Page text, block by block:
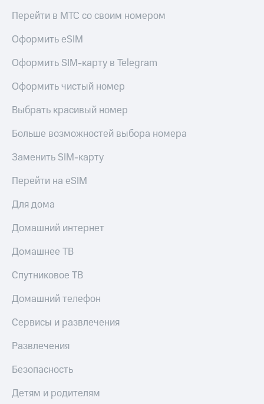
Перейти в МТС со своим номером
Оформить eSIM
Оформить SIM-карту в Telegram
Оформить чистый номер
Выбрать красивый номер
Больше возможностей выбора номера
Заменить SIM-карту
Перейти на eSIM
Для дома
Домашний интернет
Домашнее ТВ
Спутниковое ТВ
Домашний телефон
Сервисы и развлечения
Развлечения
Безопасность
Детям и родителям